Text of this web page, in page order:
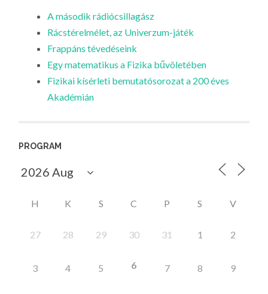
A második rádiócsillagász
Rácstérelmélet, az Univerzum-játék
Frappáns tévedéseink
Egy matematikus a Fizika bűvöletében
Fizikai kísérleti bemutatósorozat a 200 éves
Akadémián
PROGRAM
H K S C P S V
27 28 29 30 31 1 2
3 4 5 6 7 8 9